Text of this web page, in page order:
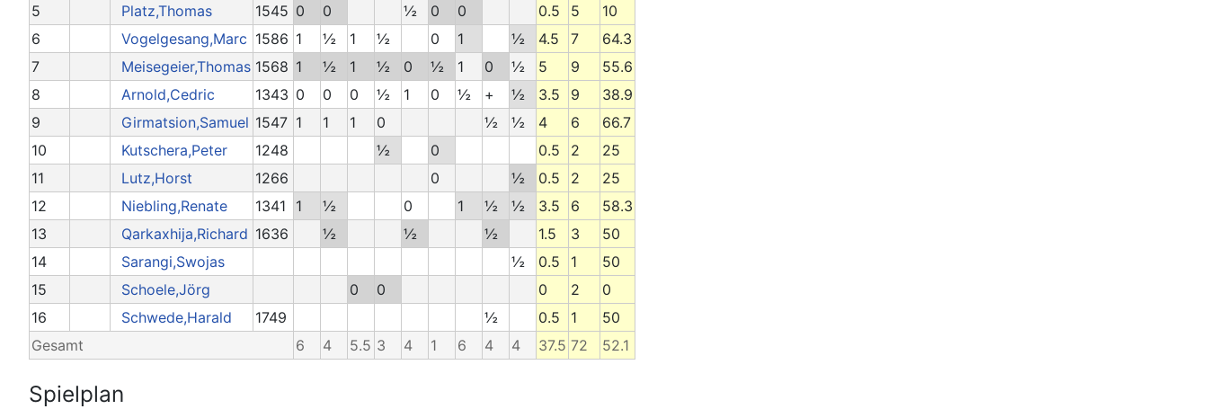
5
Platz,Thomas 1545 0 0 ½ 0 0 0.5 5
10
6
Vogelgesang,Marc 1586 1 ½ 1 ½ 0 1 ½ 4.5 7
64.3
7
Meisegeier,Thomas 1568 1 ½ 1 ½ 0 ½ 1 0 ½ 5 9
55.6
8
Arnold,Cedric 1343 0 0 0 ½ 1 0 ½ + ½ 3.5 9
38.9
9
Girmatsion,Samuel 1547 1 1 1 0 ½ ½ 4 6
66.7
10
Kutschera,Peter 1248 ½ 0 0.5 2
25
11
Lutz,Horst 1266 0 ½ 0.5 2
25
12
Niebling,Renate 1341 1 ½ 0 1 ½ ½ 3.5 6
58.3
13
Qarkaxhija,Richard 1636 ½ ½ ½ 1.5 3
50
14
Sarangi,Swojas ½ 0.5 1
50
15
Schoele,Jörg 0 0 0 2
0
16
Schwede,Harald 1749 ½ 0.5 1
50
Gesamt
6 4 5.5 3 4 1 6 4 4 37.5 72 52.1
Spielplan